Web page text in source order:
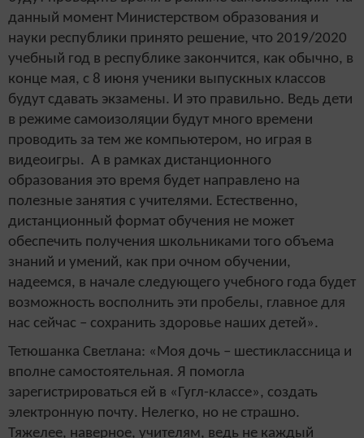
данный момент Министерством образования и
науки республики принято решение, что 2019/2020
учебный год в республике закончится, как обычно, в
конце мая, с 8 июня ученики выпускных классов
будут сдавать экзамены. И это правильно. Ведь дети
в режиме самоизоляции будут много времени
проводить за тем же компьютером, но играя в
видео­игры. А в рамках дистанционного
образования это время будет направлено на
полезные занятия с учителями. Естественно,
дистанционный формат обучения не может
обеспечить получения школьниками того объема
знаний и умений, как при очном обучении,
надеемся, в начале следующего учебного года будет
возможность восполнить эти пробелы, главное для
нас сейчас – сохранить здоровье ­наших детей».
Тетюшанка Светлана: «Моя дочь – шестиклассница и
вполне самостоятельная. Я помогла
зарегистрироваться ей в «Гугл-классе», создать
электронную почту. Нелегко, но не страшно.
Тяжелее, наверное, учителям, ведь не каждый